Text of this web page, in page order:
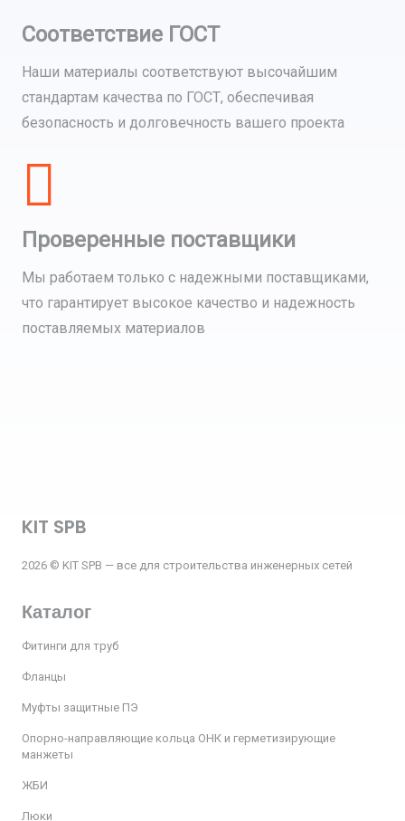
Соответствие ГОСТ
Наши материалы соответствуют высочайшим
стандартам качества по ГОСТ, обеспечивая
безопасность и долговечность вашего проекта
Проверенные поставщики
Мы работаем только с надежными поставщиками,
что гарантирует высокое качество и надежность
поставляемых материалов
KIT SPB
2026 © KIT SPB — все для строительства инженерных сетей
Каталог
Фитинги для труб
Фланцы
Муфты защитные ПЭ
Опорно-направляющие кольца ОНК и герметизирующие
манжеты
ЖБИ
Люки